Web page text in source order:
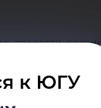
к ЮГУ
провести
так как